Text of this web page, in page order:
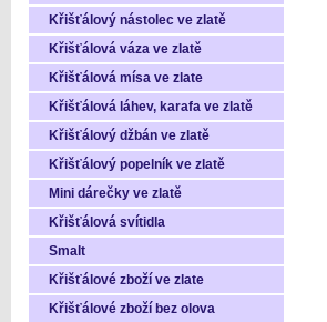
Křišťálový nástolec ve zlatě
Křišťálová váza ve zlatě
Křišťálová mísa ve zlate
Křišťálová láhev, karafa ve zlatě
Křišťálový džbán ve zlatě
Křišťálový popelník ve zlatě
Mini dárečky ve zlatě
Křišťálová svítidla
Smalt
Křišťálové zboží ve zlate
Křišťálové zboží bez olova